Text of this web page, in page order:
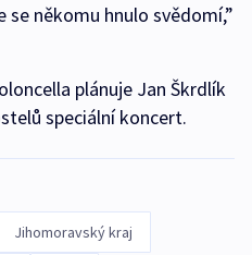
někomu hnulo svědomí,”
plánuje Jan Škrdlík
speciální koncert.
Jihomoravský kraj